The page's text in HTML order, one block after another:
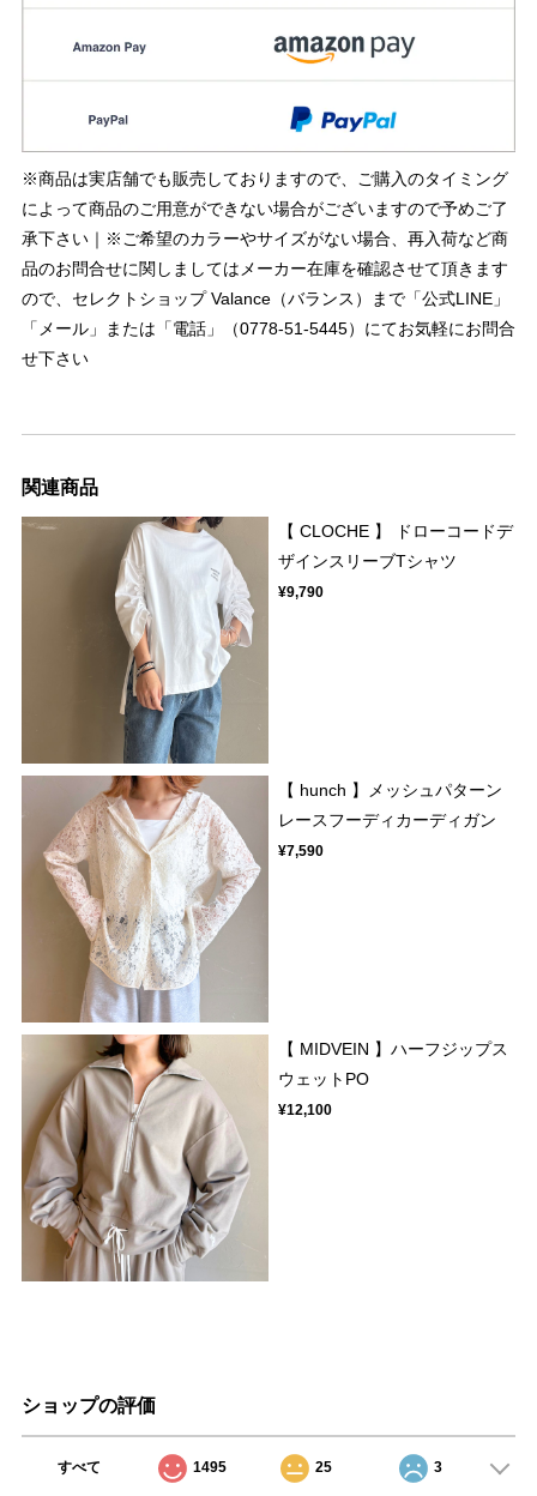
※商品は実店舗でも販売しておりますので、ご購入のタイミング
によって商品のご用意ができない場合がございますので予めご了
承下さい｜※ご希望のカラーやサイズがない場合、再入荷など商
品のお問合せに関しましてはメーカー在庫を確認させて頂きます
ので、セレクトショップ Valance（バランス）まで「公式LINE」
「メール」または「電話」（0778-51-5445）にてお気軽にお問合
せ下さい
関連商品
【 CLOCHE 】 ドローコードデ
ザインスリーブTシャツ
¥9,790
【 hunch 】メッシュパターン
レースフーディカーディガン
¥7,590
【 MIDVEIN 】ハーフジップス
ウェットPO
¥12,100
ショップの評価
すべて 1495 25 3